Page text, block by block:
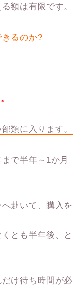
額は有限です。
るのか?
類に入ります。
で半年～1か月
赴いて、購入を
とも半年後、と
け待ち時間が必